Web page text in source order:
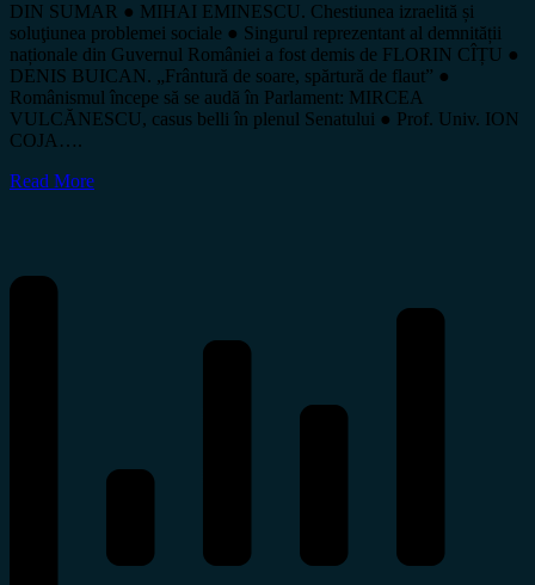
DIN SUMAR ● MIHAI EMINESCU. Chestiunea izraelită și
soluţiunea problemei sociale ● Singurul reprezentant al demnității
naționale din Guvernul României a fost demis de FLORIN CÎȚU ●
DENIS BUICAN. „Frântură de soare, spărtură de flaut” ●
Românismul începe să se audă în Parlament: MIRCEA
VULCĂNESCU, casus belli în plenul Senatului ● Prof. Univ. ION
COJA….
Read More